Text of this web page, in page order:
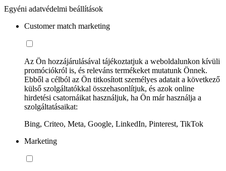
Egyéni adatvédelmi beállítások
Customer match marketing
Az Ön hozzájárulásával tájékoztatjuk a weboldalunkon kívüli
promóciókról is, és releváns termékeket mutatunk Önnek.
Ebből a célból az Ön titkosított személyes adatait a következő
külső szolgáltatókkal összehasonlítjuk, és azok online
hirdetési csatornáikat használjuk, ha Ön már használja a
szolgáltatásaikat:
Bing, Criteo, Meta, Google, LinkedIn, Pinterest, TikTok
Marketing